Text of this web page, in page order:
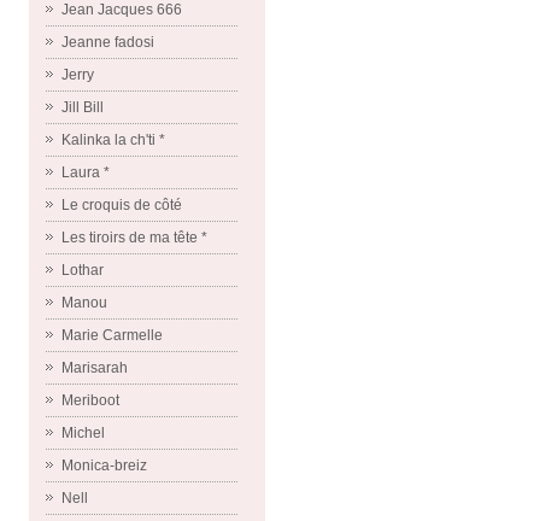
Jean Jacques 666
Jeanne fadosi
Jerry
Jill Bill
Kalinka la ch'ti *
Laura *
Le croquis de côté
Les tiroirs de ma tête *
Lothar
Manou
Marie Carmelle
Marisarah
Meriboot
Michel
Monica-breiz
Nell